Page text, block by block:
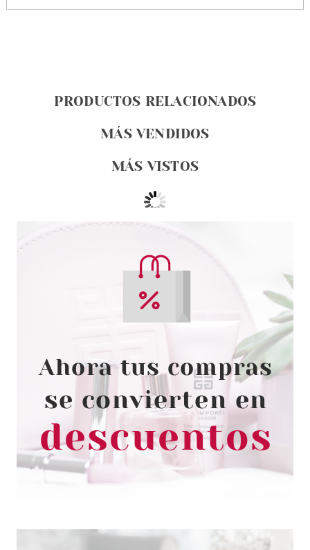
PRODUCTOS RELACIONADOS
MÁS VENDIDOS
MÁS VISTOS
CATRICE
CATRICE MÁSCARA PARA
CEJAS WATERPROOF VOLUME
& LIFT 010 TRANSPARENT 5 ML
Pvr 3.99€
-30%
desde
2.80€